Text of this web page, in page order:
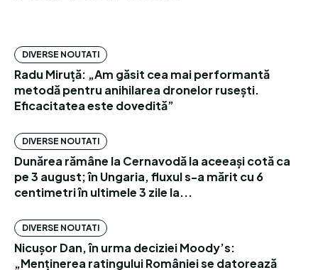
DIVERSE NOUTATI
Radu Miruță: „Am găsit cea mai performantă
metodă pentru anihilarea dronelor rusești.
Eficacitatea este dovedită”
DIVERSE NOUTATI
Dunărea rămâne la Cernavodă la aceeași cotă ca
pe 3 august; în Ungaria, fluxul s-a mărit cu 6
centimetri în ultimele 3 zile la...
DIVERSE NOUTATI
Nicușor Dan, în urma deciziei Moody’s:
„Menținerea ratingului României se datorează